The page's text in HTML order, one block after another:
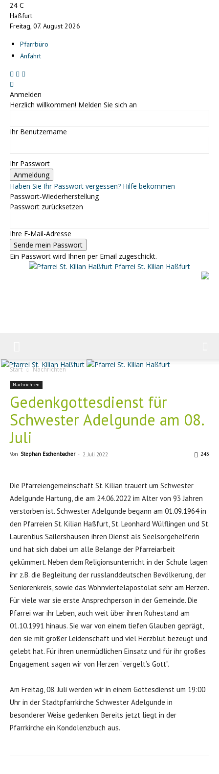
24 C
Haßfurt
Freitag, 07. August 2026
Pfarrbüro
Anfahrt
Anmelden
Herzlich willkommen! Melden Sie sich an
Ihr Benutzername
Ihr Passwort
Haben Sie Ihr Passwort vergessen? Hilfe bekommen
Passwort-Wiederherstellung
Passwort zurücksetzen
Ihre E-Mail-Adresse
Ein Passwort wird Ihnen per Email zugeschickt.
Pfarrei St. Kilian Haßfurt
Start Nachrichten
Nachrichten
Gedenkgottesdienst für
Schwester Adelgunde am 08.
Juli
Von Stephan Eschenbacher - 2. Juli 2022 243
Die Pfarreiengemeinschaft St. Kilian trauert um Schwester
Adelgunde Hartung, die am 24.06.2022 im Alter von 93 Jahren
verstorben ist. Schwester Adelgunde begann am 01.09.1964 in
den Pfarreien St. Kilian Haßfurt, St. Leonhard Wülflingen und St.
Laurentius Sailershausen ihren Dienst als Seelsorgehelferin
und hat sich dabei um alle Belange der Pfarreiarbeit
gekümmert. Neben dem Religionsunterricht in der Schule lagen
ihr z.B. die Begleitung der russlanddeutschen Bevölkerung, der
Seniorenkreis, sowie das Wohnviertelapostolat sehr am Herzen.
Für viele war sie erste Ansprechperson in der Gemeinde. Die
Pfarrei war ihr Leben, auch weit über ihren Ruhestand am
01.10.1991 hinaus. Sie war von einem tiefen Glauben geprägt,
den sie mit großer Leidenschaft und viel Herzblut bezeugt und
gelebt hat. Für ihren unermüdlichen Einsatz und für ihr großes
Engagement sagen wir von Herzen “vergelt’s Gott”.
Am Freitag, 08. Juli werden wir in einem Gottesdienst um 19:00
Uhr in der Stadtpfarrkirche Schwester Adelgunde in
besonderer Weise gedenken. Bereits jetzt liegt in der
Pfarrkirche ein Kondolenzbuch aus.